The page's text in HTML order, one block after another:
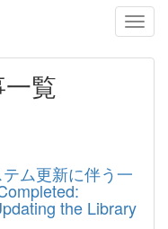
覧
ム更新に伴う一
the Library